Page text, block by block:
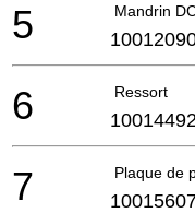
Mandrin
5
Ressort
6 10014492
Plaque de
7